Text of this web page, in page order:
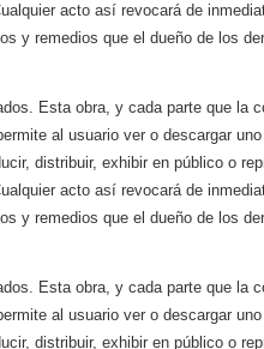
acto así revocará de
y remedios que el dueño de los
Esta obra, y cada parte que la
al usuario ver o descargar
distribuir, exhibir en público o
acto así revocará de
y remedios que el dueño de los
Esta obra, y cada parte que la
al usuario ver o descargar
distribuir, exhibir en público o